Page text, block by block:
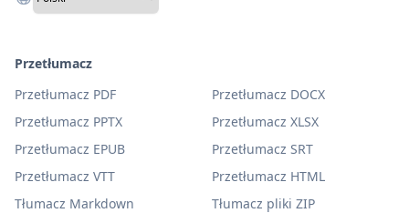
Przetłumacz
Przetłumacz PDF
Przetłumacz DOCX
Przetłumacz PPTX
Przetłumacz XLSX
Przetłumacz EPUB
Przetłumacz SRT
Przetłumacz VTT
Przetłumacz HTML
Tłumacz Markdown
Tłumacz pliki ZIP